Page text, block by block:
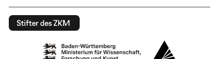
Stifter des ZKM